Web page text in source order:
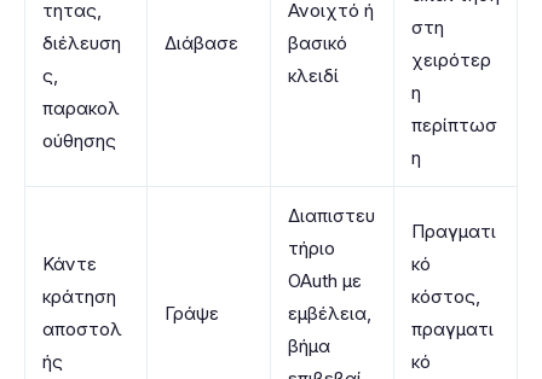
τητας,
διέλευση
ς,
παρακολ
ούθησης
Διάβασε
Ανοιχτό ή
βασικό
κλειδί
στη
χειρότερ
η
περίπτωσ
η
Κάντε
κράτηση
αποστολ
ής
Γράψε
Διαπιστευ
τήριο
OAuth με
εμβέλεια,
βήμα
Πραγματι
κό
κόστος,
πραγματι
κό